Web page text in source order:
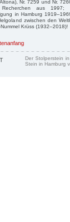
Nr. 7259 und Nr.
aus 1997;
in Hamburg
zwischen den
Krüss (1932–2018)!
Der Stolperstein
Stein in Hamburg